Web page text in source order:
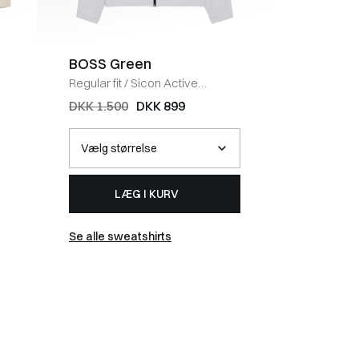
BOSS Green
Regular fit/ Sicon Active
Sweatshirt
LYS GRÅ
DKK 1.500 DKK 899
LÆG I KURV
Se alle sweatshirts